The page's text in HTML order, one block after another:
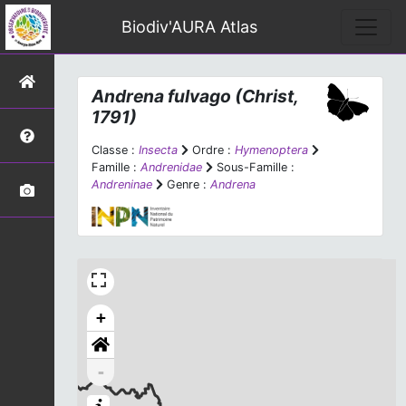
Biodiv'AURA Atlas
Andrena fulvago (Christ,
1791)
Classe : Insecta Ordre : Hymenoptera
Famille : Andrenidae
Sous-Famille :
Andreninae
Genre : Andrena
+
-